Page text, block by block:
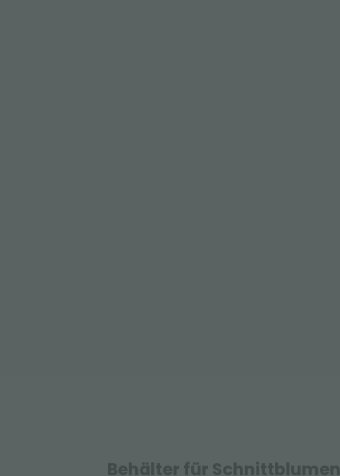
Behälter für Schnittblumen